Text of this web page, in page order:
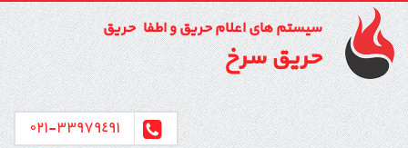
سیستم های اعلام حریق و اطفاء حریق
حریق سرخ
٣٣٩٧٩٤٩١-٠٢١